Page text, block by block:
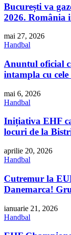
București va
2026. România
mai 27, 2026
Handbal
Anuntul oficial
intampla cu
mai 6, 2026
Handbal
Inițiativa EHF
locuri de la
aprilie 20, 2026
Handbal
Cutremur la
Danemarca!
ianuarie 21, 2026
Handbal